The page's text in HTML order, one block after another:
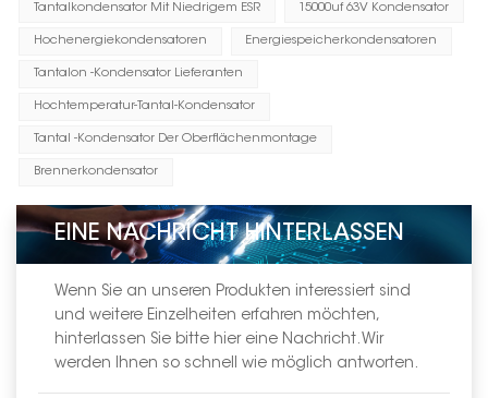
Tantalkondensator Mit Niedrigem ESR 15000uf 63V Kondensator
Hochenergiekondensatoren Energiespeicherkondensatoren
Tantalon -Kondensator Lieferanten
Hochtemperatur-Tantal-Kondensator
Tantal -Kondensator Der Oberflächenmontage
Brennerkondensator
EINE NACHRICHT HINTERLASSEN
Wenn Sie an unseren Produkten interessiert sind
und weitere Einzelheiten erfahren möchten,
hinterlassen Sie bitte hier eine Nachricht. Wir
werden Ihnen so schnell wie möglich antworten.